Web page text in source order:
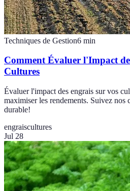
Techniques de Gestion6 min
Comment Évaluer l'Impact
Cultures
Évaluer l'impact des engrais sur vos
maximiser les rendements. Suivez nos
durable!
engraiscultures
Jul 28